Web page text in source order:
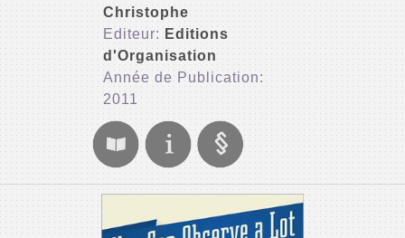
Christophe
Editeur: Editions
d'Organisation
Année de Publication:
2011